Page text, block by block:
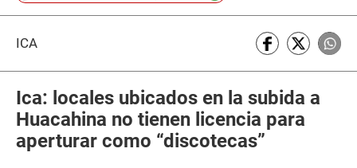
ICA
Ica: locales ubicados en la subida a
Huacahina no tienen licencia para
aperturar como “discotecas”